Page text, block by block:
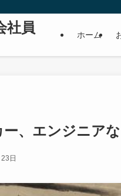
社員
ホーム
ー、エンジニア
日